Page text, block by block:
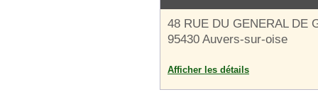
48 RUE DU GENERAL DE
95430 Auvers-sur-oise
Afficher les détails